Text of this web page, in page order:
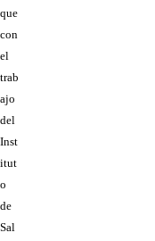
que
con
el
trab
ajo
del
Inst
itut
o
de
Sal